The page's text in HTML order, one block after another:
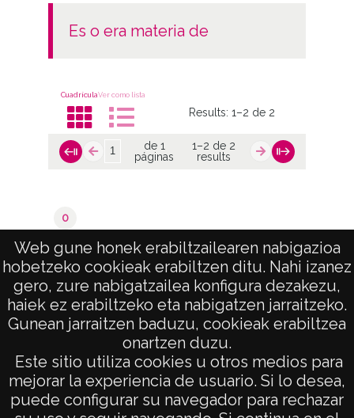
Web gune honek erabiltzailearen nabigazioa
hobetzeko cookieak erabiltzen ditu. Nahi izanez
gero, zure nabigatzailea konfigura dezakezu,
haiek ez erabiltzeko eta nabigatzen jarraitzeko.
Gunean jarraitzen baduzu, cookieak erabiltzea
onartzen duzu.
Este sitio utiliza cookies u otros medios para
mejorar la experiencia de usuario. Si lo desea,
puede configurar su navegador para rechazar
es o era materia de
CuadrículaVer como lista
Results:1–2 de 2
de 1
páginas
1–2 de 2
results
0
de 1
páginas
1–2 de 2
results
AVISO LEGAL
POLÍTICA DE PRIVACIDAD
ACCESIBILIDAD